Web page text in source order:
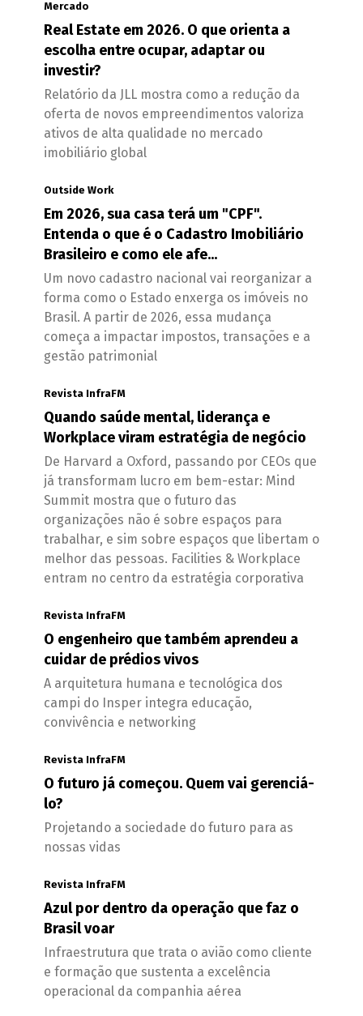
Mercado
Real Estate em 2026. O que orienta a
escolha entre ocupar, adaptar ou
investir?
Relatório da JLL mostra como a redução da
oferta de novos empreendimentos valoriza
ativos de alta qualidade no mercado
imobiliário global
Outside Work
Em 2026, sua casa terá um "CPF".
Entenda o que é o Cadastro Imobiliário
Brasileiro e como ele afe...
Um novo cadastro nacional vai reorganizar a
forma como o Estado enxerga os imóveis no
Brasil. A partir de 2026, essa mudança
começa a impactar impostos, transações e a
gestão patrimonial
Revista InfraFM
Quando saúde mental, liderança e
Workplace viram estratégia de negócio
De Harvard a Oxford, passando por CEOs que
já transformam lucro em bem-estar: Mind
Summit mostra que o futuro das
organizações não é sobre espaços para
trabalhar, e sim sobre espaços que libertam o
melhor das pessoas. Facilities & Workplace
entram no centro da estratégia corporativa
Revista InfraFM
O engenheiro que também aprendeu a
cuidar de prédios vivos
A arquitetura humana e tecnológica dos
campi do Insper integra educação,
convivência e networking
Revista InfraFM
O futuro já começou. Quem vai gerenciá-
lo?
Projetando a sociedade do futuro para as
nossas vidas
Revista InfraFM
Azul por dentro da operação que faz o
Brasil voar
Infraestrutura que trata o avião como cliente
e formação que sustenta a excelência
operacional da companhia aérea